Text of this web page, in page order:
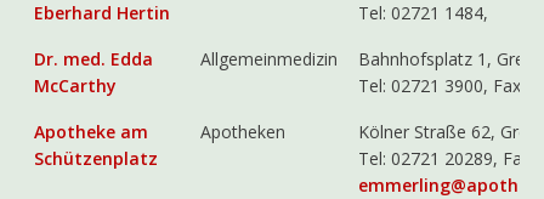
Eberhard Hertin
Tel: 02721 1484,
Dr. med. Edda
McCarthy
Allgemeinmedizin
Bahnhofsplatz 1,
Tel: 02721 3900, Fax
Apotheke am
Schützenplatz
Apotheken
Kölner Straße 62,
Tel: 02721 20289, Fax